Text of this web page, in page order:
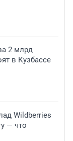
2 млрд
в Кузбассе
Wildberries
— что